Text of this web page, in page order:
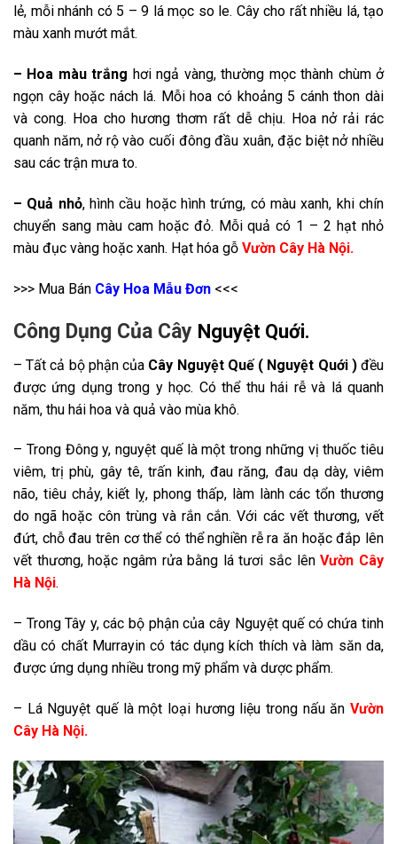
lẻ, mỗi nhánh có 5 – 9 lá mọc so le. Cây cho rất nhiều lá, tạo
màu xanh mướt mắt.
– Hoa màu trắng hơi ngả vàng, thường mọc thành chùm ở
ngọn cây hoặc nách lá. Mỗi hoa có khoảng 5 cánh thon dài
và cong. Hoa cho hương thơm rất dễ chịu. Hoa nở rải rác
quanh năm, nở rộ vào cuối đông đầu xuân, đặc biệt nở nhiều
sau các trận mưa to.
– Quả nhỏ, hình cầu hoặc hình trứng, có màu xanh, khi chín
chuyển sang màu cam hoặc đỏ. Mỗi quả có 1 – 2 hạt nhỏ
màu đục vàng hoặc xanh. Hạt hóa gỗ Vườn Cây Hà Nội.
>>> Mua Bán Cây Hoa Mẫu Đơn <<<
Công Dụng Của Cây Nguyệt Quới.
– Tất cả bộ phận của Cây Nguyệt Quế ( Nguyệt Quới )đều
được ứng dụng trong y học. Có thể thu hái rễ và lá quanh
năm, thu hái hoa và quả vào mùa khô.
– Trong Đông y, nguyệt quế là một trong những vị thuốc tiêu
viêm, trị phù, gây tê, trấn kinh, đau răng, đau dạ dày, viêm
não, tiêu chảy, kiết lỵ, phong thấp, làm lành các tổn thương
do ngã hoặc côn trùng và rắn cắn. Với các vết thương, vết
đứt, chỗ đau trên cơ thể có thể nghiền rễ ra ăn hoặc đắp lên
vết thương, hoặc ngâm rửa bằng lá tươi sắc lênVườn Cây
Hà Nội.
– Trong Tây y, các bộ phận của cây Nguyệt quế có chứa tinh
dầu có chất Murrayin có tác dụng kích thích và làm săn da,
được ứng dụng nhiều trong mỹ phẩm và dược phẩm.
– Lá Nguyệt quế là một loại hương liệu trong nấu ăn Vườn
Cây Hà Nội.